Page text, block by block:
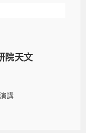
院天文
講